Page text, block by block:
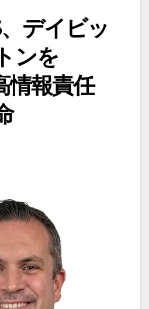
デイビッ
ンを
情報責任